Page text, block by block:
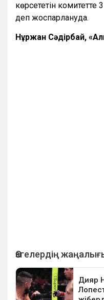
көрсететін комитетте
деп жоспарлануда.
Нұржан Сәдірбай,